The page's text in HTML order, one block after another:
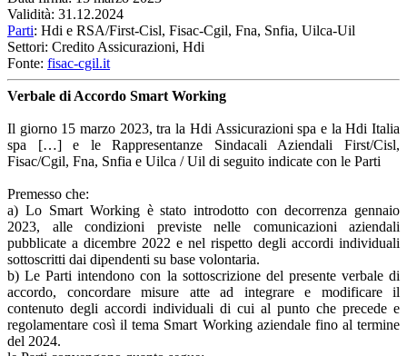
Validità: 31.12.2024
Parti: Hdi e RSA/First-Cisl, Fisac-Cgil, Fna, Snfia, Uilca-Uil
Settori: Credito Assicurazioni, Hdi
Fonte: fisac-cgil.it
Verbale di Accordo Smart Working
Il giorno 15 marzo 2023, tra la Hdi Assicurazioni spa e la Hdi Italia
spa […] e le Rappresentanze Sindacali Aziendali First/Cisl,
Fisac/Cgil, Fna, Snfia e Uilca / Uil di seguito indicate con le Parti
Premesso che:
a) Lo Smart Working è stato introdotto con decorrenza gennaio
2023, alle condizioni previste nelle comunicazioni aziendali
pubblicate a dicembre 2022 e nel rispetto degli accordi individuali
sottoscritti dai dipendenti su base volontaria.
b) Le Parti intendono con la sottoscrizione del presente verbale di
accordo, concordare misure atte ad integrare e modificare il
contenuto degli accordi individuali di cui al punto che precede e
regolamentare così il tema Smart Working aziendale fino al termine
del 2024.